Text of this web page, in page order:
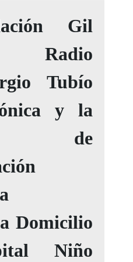
Gil
Radio
Tubío
y la
de
Domicilio
Niño